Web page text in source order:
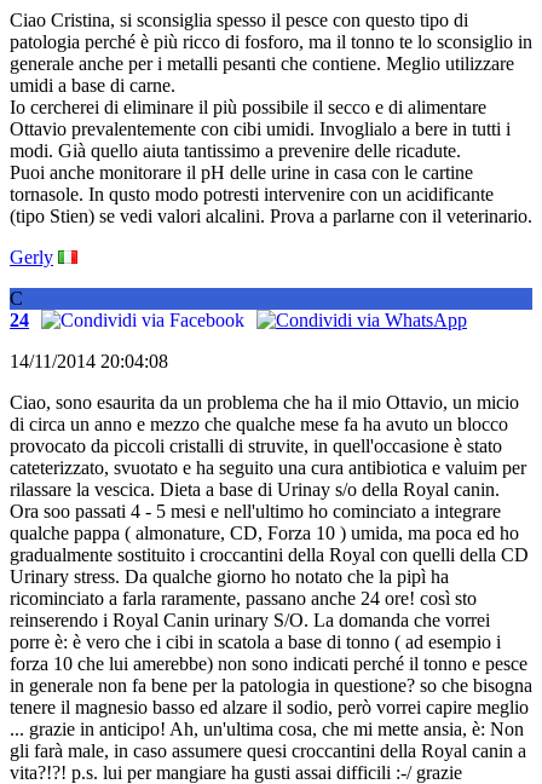
Ciao Cristina, si sconsiglia spesso il pesce con questo tipo di
patologia perché è più ricco di fosforo, ma il tonno te lo sconsiglio in
generale anche per i metalli pesanti che contiene. Meglio utilizzare
umidi a base di carne.
Io cercherei di eliminare il più possibile il secco e di alimentare
Ottavio prevalentemente con cibi umidi. Invoglialo a bere in tutti i
modi. Già quello aiuta tantissimo a prevenire delle ricadute.
Puoi anche monitorare il pH delle urine in casa con le cartine
tornasole. In qusto modo potresti intervenire con un acidificante
(tipo Stien) se vedi valori alcalini. Prova a parlarne con il veterinario.
Gerly
C
24
14/11/2014 20:04:08
Ciao, sono esaurita da un problema che ha il mio Ottavio, un micio
di circa un anno e mezzo che qualche mese fa ha avuto un blocco
provocato da piccoli cristalli di struvite, in quell'occasione è stato
cateterizzato, svuotato e ha seguito una cura antibiotica e valuim per
rilassare la vescica. Dieta a base di Urinay s/o della Royal canin.
Ora soo passati 4 - 5 mesi e nell'ultimo ho cominciato a integrare
qualche pappa ( almonature, CD, Forza 10 ) umida, ma poca ed ho
gradualmente sostituito i croccantini della Royal con quelli della CD
Urinary stress. Da qualche giorno ho notato che la pipì ha
ricominciato a farla raramente, passano anche 24 ore! così sto
reinserendo i Royal Canin urinary S/O. La domanda che vorrei
porre è: è vero che i cibi in scatola a base di tonno ( ad esempio i
forza 10 che lui amerebbe) non sono indicati perché il tonno e pesce
in generale non fa bene per la patologia in questione? so che bisogna
tenere il magnesio basso ed alzare il sodio, però vorrei capire meglio
... grazie in anticipo! Ah, un'ultima cosa, che mi mette ansia, è: Non
gli farà male, in caso assumere quesi croccantini della Royal canin a
vita?!?! p.s. lui per mangiare ha gusti assai difficili :-/ grazie